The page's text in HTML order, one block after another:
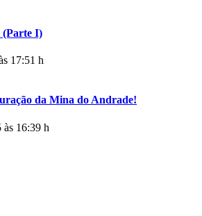
(Parte I)
17:51 h
da Mina do Andrade!
às 16:39 h